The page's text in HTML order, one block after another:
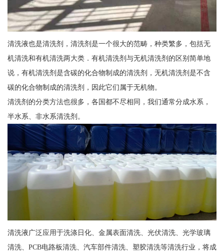
清洗液也是清洗剂，清洗剂是一个很大的范畴，种类繁多，包括无
机清洗和有机清洗两大类．有机清洗剂与无机清洗剂的区别简单地
说，有机清洗剂是含碳的化合物制成的清洗剂，无机清洗剂是不含
碳的化合物制成的清洗剂，因此它们属于无机物。
清洗剂的分类方法也很多，各国都不尽相同，我们通常分成水系，
半水系、非水系清洗剂。
清洗液广泛应用于洗涤日化、金属表面清洗、光伏清洗、光学玻璃
清洗、PCB电路板清洗、汽车部件清洗、塑胶清洗等清洗行业，将成